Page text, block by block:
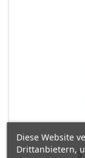
Diese Website
Drittanbietern,